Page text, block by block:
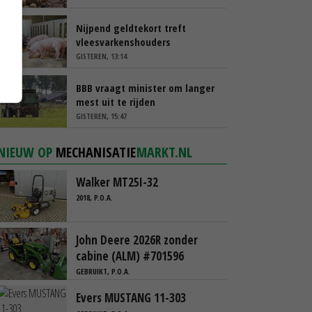
Nijpend geldtekort treft
vleesvarkenshouders
GISTEREN, 13:14
BBB vraagt minister om langer
mest uit te rijden
GISTEREN, 15:47
OP MECHANISATIEMARKT.NL
Walker MT25I-32
2018, P.O.A.
John Deere 2026R zonder
cabine (ALM) #701596
GEBRUIKT, P.O.A.
Evers MUSTANG 11-303